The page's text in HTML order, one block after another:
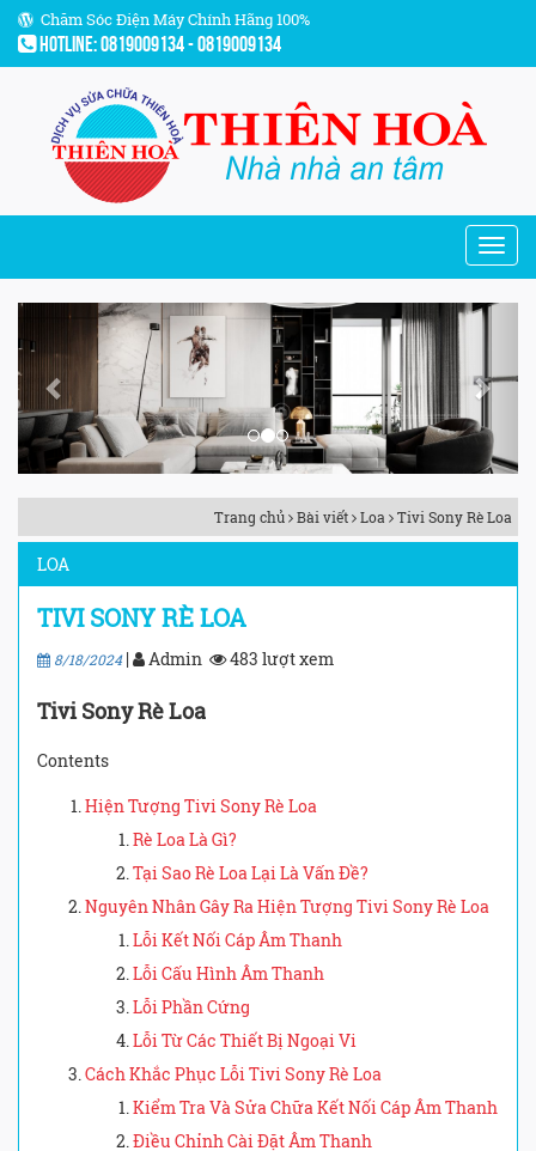
Chăm Sóc Điện Máy Chính Hãng 100%
Hotline: 0819009134 - 0819009134
Previous Next
Trang chủ Bài viết Loa Tivi Sony Rè Loa
LOA
TIVI SONY RÈ LOA
8/18/2024| Admin 483 lượt xem
Tivi Sony Rè Loa
Contents
Hiện Tượng Tivi Sony Rè Loa
Rè Loa Là Gì?
Tại Sao Rè Loa Lại Là Vấn Đề?
Nguyên Nhân Gây Ra Hiện Tượng Tivi Sony Rè Loa
Lỗi Kết Nối Cáp Âm Thanh
Lỗi Cấu Hình Âm Thanh
Lỗi Phần Cứng
Lỗi Từ Các Thiết Bị Ngoại Vi
Cách Khắc Phục Lỗi Tivi Sony Rè Loa
Kiểm Tra Và Sửa Chữa Kết Nối Cáp Âm Thanh
Điều Chỉnh Cài Đặt Âm Thanh